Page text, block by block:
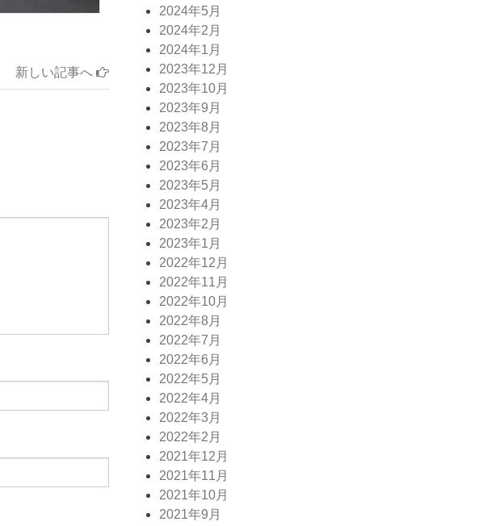
新しい記事へ
2024年5月
2024年2月
2024年1月
2023年12月
2023年10月
2023年9月
2023年8月
2023年7月
2023年6月
2023年5月
2023年4月
2023年2月
2023年1月
2022年12月
2022年11月
2022年10月
2022年8月
2022年7月
2022年6月
2022年5月
2022年4月
2022年3月
2022年2月
2021年12月
2021年11月
2021年10月
2021年9月